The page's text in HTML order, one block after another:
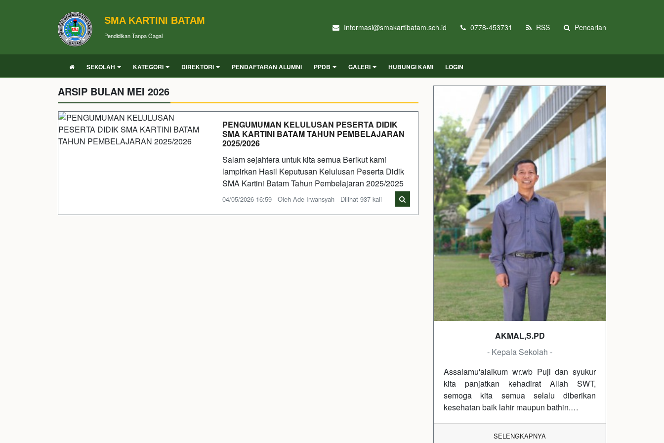
SMA KARTINI BATAM
Pendidikan Tanpa Gagal
Informasi@smakartibatam.sch.id 0778-453731 RSS Pencarian
SEKOLAH KATEGORI DIREKTORI PENDAFTARAN ALUMNI PPDB GALERI HUBUNGI KAMI LOGIN
ARSIP BULAN MEI 2026
PENGUMUMAN KELULUSAN PESERTA DIDIK
SMA KARTINI BATAM TAHUN PEMBELAJARAN
2025/2026
Salam sejahtera untuk kita semua Berikut kami
lampirkan Hasil Keputusan Kelulusan Peserta Didik
SMA Kartini Batam Tahun Pembelajaran 2025/2025
04/05/2026 16:59 - Oleh Ade Irwansyah - Dilihat 937 kali
AKMAL,S.PD
- Kepala Sekolah -
Assalamu'alaikum wr.wb Puji dan syukur
kita panjatkan kehadirat Allah SWT,
semoga kita semua selalu diberikan
kesehatan baik lahir maupun bathin.…
SELENGKAPNYA